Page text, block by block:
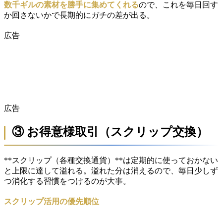
数千ギルの素材を勝手に集めてくれるので、これを毎日回す
か回さないかで長期的にガチの差が出る。
広告
広告
③ お得意様取引（スクリップ交換）
**スクリップ（各種交換通貨）**は定期的に使っておかない
と上限に達して溢れる。溢れた分は消えるので、毎日少しず
つ消化する習慣をつけるのが大事。
スクリップ活用の優先順位